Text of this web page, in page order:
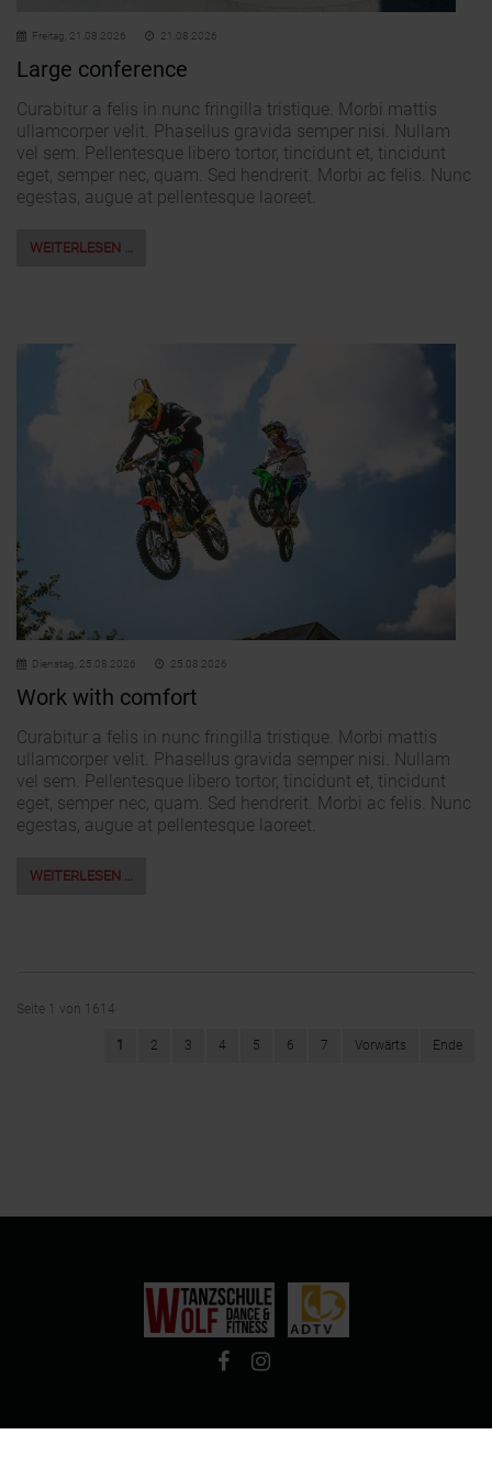
Freitag, 21.08.2026 21.08.2026
Large conference
Curabitur a felis in nunc fringilla tristique. Morbi mattis
ullamcorper velit. Phasellus gravida semper nisi. Nullam
vel sem. Pellentesque libero tortor, tincidunt et, tincidunt
eget, semper nec, quam. Sed hendrerit. Morbi ac felis. Nunc
egestas, augue at pellentesque laoreet.
WEITERLESEN …
Dienstag, 25.08.2026 25.08.2026
Work with comfort
Curabitur a felis in nunc fringilla tristique. Morbi mattis
ullamcorper velit. Phasellus gravida semper nisi. Nullam
vel sem. Pellentesque libero tortor, tincidunt et, tincidunt
eget, semper nec, quam. Sed hendrerit. Morbi ac felis. Nunc
egestas, augue at pellentesque laoreet.
WEITERLESEN …
Seite 1 von 1614
1 2 3 4 5 6 7 Vorwärts Ende